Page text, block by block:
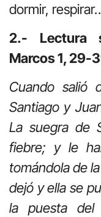
dormir,
2.- Lectura
Marcos 1, 29-
Cuando salió
Santiago y
La suegra de
fiebre; y le
tomándola de
dejó y ella se
la puesta